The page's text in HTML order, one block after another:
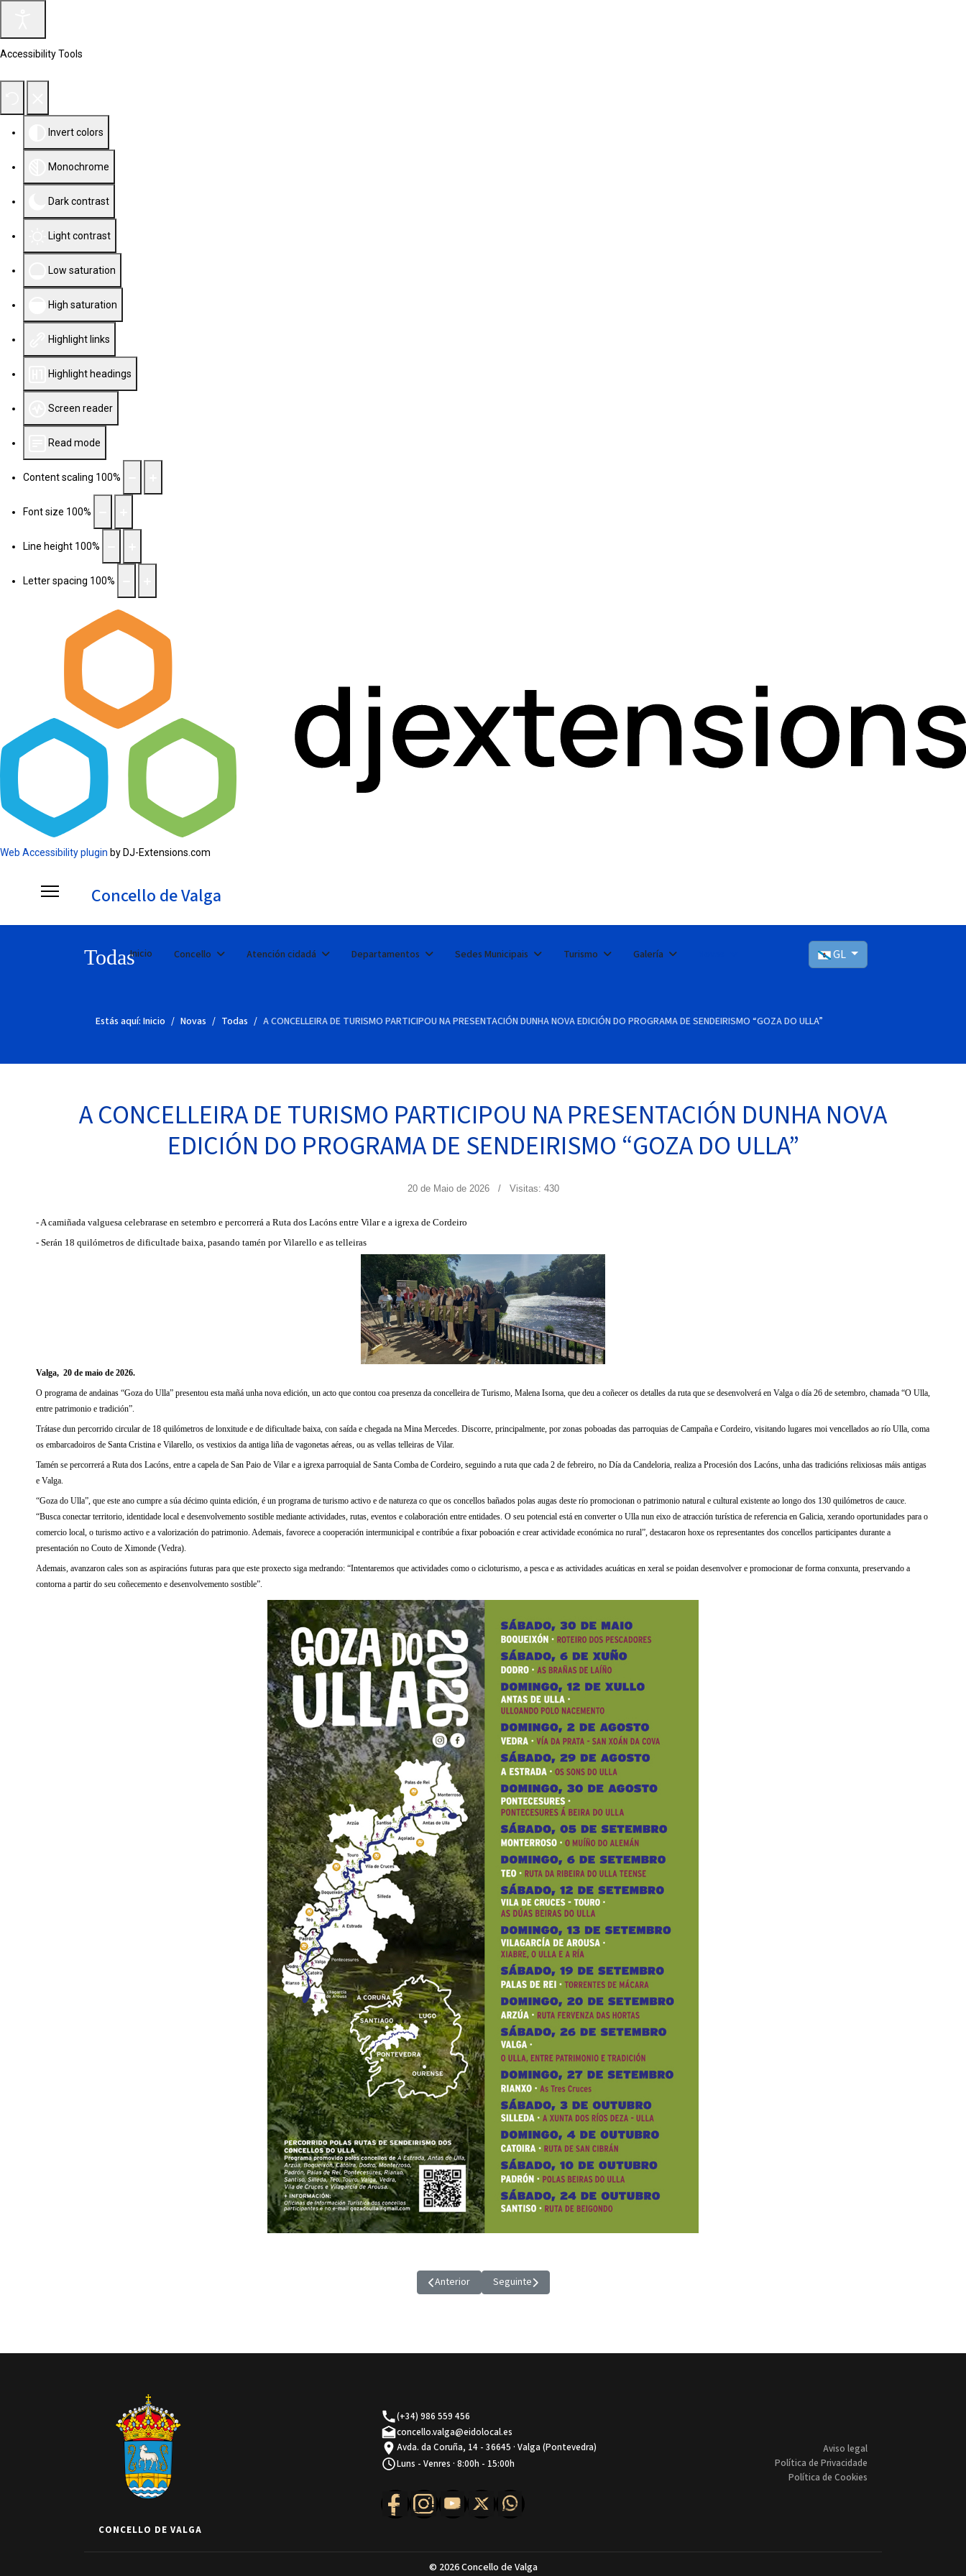
Accessibility Tools
Invert colors
Monochrome
Dark contrast
Light contrast
Low saturation
High saturation
Highlight links
Highlight headings
Screen reader
Read mode
Content scaling 100%
Font size 100%
Line height 100%
Letter spacing 100%
Web Accessibility plugin by DJ-Extensions.com
Concello de Valga
Inicio Concello Atención cidadá Departamentos Sedes Municipais Turismo Galería Seleccioni el seu idioma
GL
Todas
Estás aquí: Inicio Novas Todas A CONCELLEIRA DE TURISMO PARTICIPOU NA PRESENTACIÓN DUNHA NOVA EDICIÓN DO PROGRAMA DE SENDEIRISMO “GOZA DO ULLA”
A CONCELLEIRA DE TURISMO PARTICIPOU NA PRESENTACIÓN DUNHA NOVA
EDICIÓN DO PROGRAMA DE SENDEIRISMO “GOZA DO ULLA”
20 de Maio de 2026 Visitas: 430
- A camiñada valguesa celebrarase en setembro e percorrerá a Ruta dos Lacóns entre Vilar e a igrexa de Cordeiro
- Serán 18 quilómetros de dificultade baixa, pasando tamén por Vilarello e as telleiras
Valga, 20 de maio de 2026.
O programa de andainas “Goza do Ulla” presentou esta mañá unha nova edición, un acto que contou coa presenza da concelleira de Turismo, Malena Isorna, que deu a coñecer os detalles da ruta que se desenvolverá en Valga o día 26 de setembro, chamada “O Ulla,
entre patrimonio e tradición”.
Trátase dun percorrido circular de 18 quilómetros de lonxitude e de dificultade baixa, con saída e chegada na Mina Mercedes. Discorre, principalmente, por zonas poboadas das parroquias de Campaña e Cordeiro, visitando lugares moi vencellados ao río Ulla, coma
os embarcadoiros de Santa Cristina e Vilarello, os vestixios da antiga liña de vagonetas aéreas, ou as vellas telleiras de Vilar.
Tamén se percorrerá a Ruta dos Lacóns, entre a capela de San Paio de Vilar e a igrexa parroquial de Santa Comba de Cordeiro, seguindo a ruta que cada 2 de febreiro, no Día da Candeloria, realiza a Procesión dos Lacóns, unha das tradicións relixiosas máis antigas
e Valga.
“Goza do Ulla”, que este ano cumpre a súa décimo quinta edición, é un programa de turismo activo e de natureza co que os concellos bañados polas augas deste río promocionan o patrimonio natural e cultural existente ao longo dos 130 quilómetros de cauce.
“Busca conectar territorio, identidade local e desenvolvemento sostible mediante actividades, rutas, eventos e colaboración entre entidades. O seu potencial está en converter o Ulla nun eixo de atracción turística de referencia en Galicia, xerando oportunidades para o
comercio local, o turismo activo e a valorización do patrimonio. Ademais, favorece a cooperación intermunicipal e contribúe a fixar poboación e crear actividade económica no rural”, destacaron hoxe os representantes dos concellos participantes durante a
presentación no Couto de Ximonde (Vedra).
Ademais, avanzaron cales son as aspiracións futuras para que este proxecto siga medrando: “Intentaremos que actividades como o cicloturismo, a pesca e as actividades acuáticas en xeral se poidan desenvolver e promocionar de forma conxunta, preservando a
contorna a partir do seu coñecemento e desenvolvemento sostible”.
Artigo anterior: A HUMANIZACIÓN DA CAPELA DA DEVESA AVANZA COA LICITACIÓN DAS OBRAS, POR IMPORTE DE CASE 80.000
Anterior Artigo seguinte: MANUELA COIRA CONDE, VECIÑA DA CANLE, CELEBRA HOXE O SEU CENTENARIO E RECIBIU AS
Seguinte
CONCELLO DE VALGA
(+34) 986 559 456
concello.valga@eidolocal.es
Avda. da Coruña, 14 - 36645 · Valga (Pontevedra)
Luns - Venres · 8:00h - 15:00h
Aviso legal
Política de Privacidade
Política de Cookies
© 2026 Concello de Valga